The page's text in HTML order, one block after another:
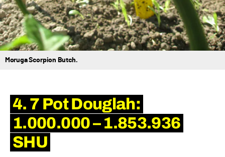
Moruga Scorpion Butch.
4. 7 Pot Douglah:
1.000.000 – 1.853.936
SHU